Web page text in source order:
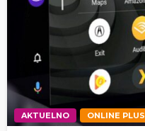
AKTUELNO ONLINE PLUS